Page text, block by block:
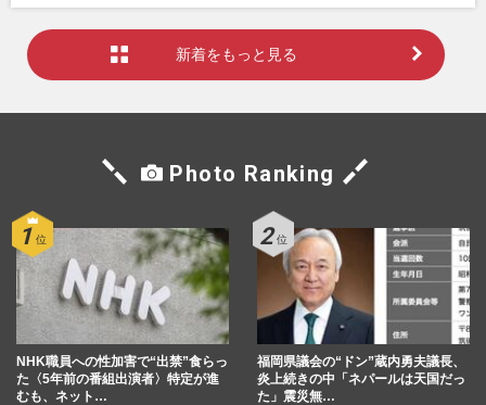
新着をもっと見る
Photo Ranking
NHK職員への性加害で“出禁”食らっ
た〈5年前の番組出演者〉特定が進
むも、ネット…
福岡県議会の“ドン”蔵内勇夫議長、
炎上続きの中「ネパールは天国だっ
た」震災無…